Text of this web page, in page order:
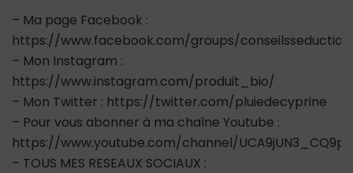
– Ma page Facebook :
https://www.facebook.com/groups/
– Mon Instagram :
https://www.instagram.com/produit_bio/
– Mon Twitter : https://twitter.com/pluiedecyprine
– Pour vous abonner à ma chaîne Youtube :
https://www.youtube.com/channel/
– TOUS MES RESEAUX SOCIAUX :